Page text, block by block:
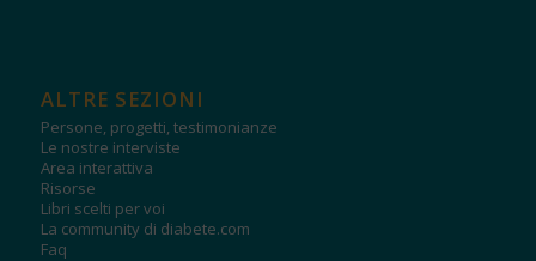
ALTRE SEZIONI
Persone, progetti, testimonianze
Le nostre interviste
Area interattiva
Risorse
Libri scelti per voi
La community di diabete.com
Faq